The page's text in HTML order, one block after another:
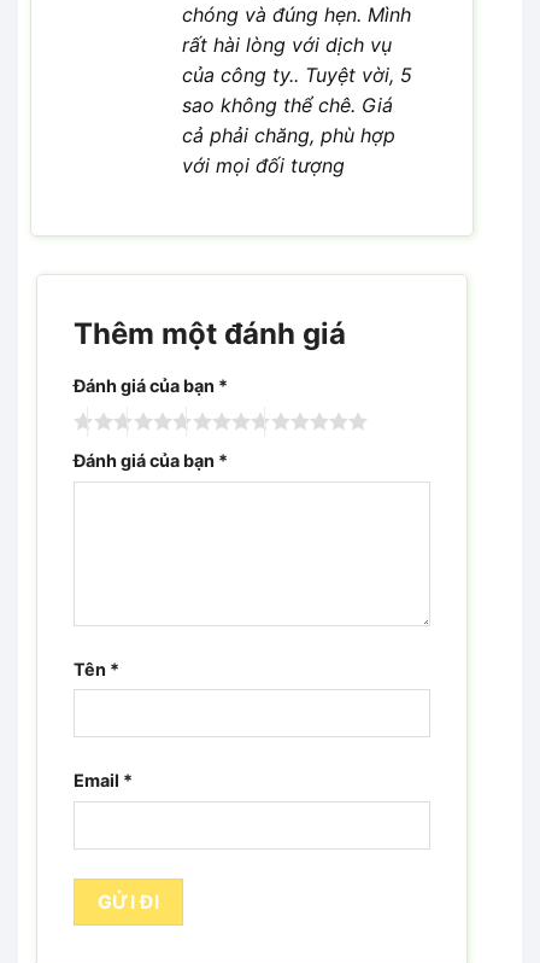
chóng và đúng hẹn. Mình
rất hài lòng với dịch vụ
của công ty.. Tuyệt vời, 5
sao không thể chê. Giá
cả phải chăng, phù hợp
với mọi đối tượng
Thêm một đánh giá
Đánh giá của bạn *
Đánh giá của bạn *
Tên *
Email *